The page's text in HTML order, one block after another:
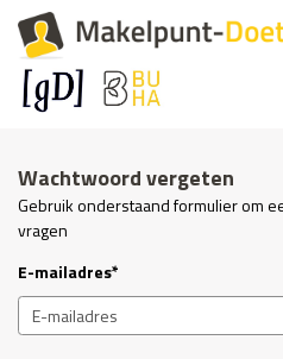
Wachtwoord vergeten
Gebruik onderstaand formulier om
vragen
E-mailadres*